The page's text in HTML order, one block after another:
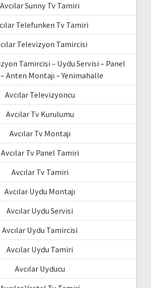
Avcılar Sunny Tv Tamiri
Telefunken Tv Tamiri
Televizyon Tamircisi
Tamircisi – Uydu Servisi – Panel
Anten Montajı – Yenimahalle
Avcılar Televizyoncu
Avcılar Tv Kurulumu
Avcılar Tv Montajı
Avcılar Tv Panel Tamiri
Avcılar Tv Tamiri
Avcılar Uydu Montajı
Avcılar Uydu Servisi
Avcılar Uydu Tamircisi
Avcılar Uydu Tamiri
Avcılar Uyducu